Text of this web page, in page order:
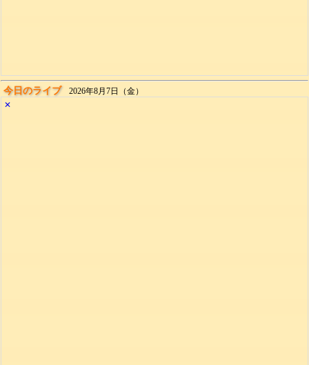
今日のライブ
2026年8月7日（金）
✕